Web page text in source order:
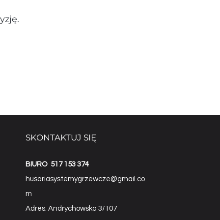
SKONTAKTUJ SIĘ
BIURO 517 153 374
husariasystemygrzewcze@gmail.co
m
Adres: Andrychowska 3/107